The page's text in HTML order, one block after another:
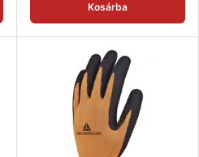
Kosárba